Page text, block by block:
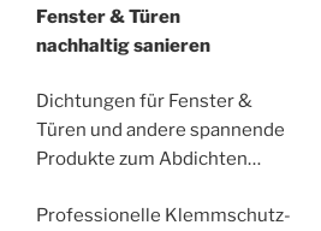
Fenster & Türen
nachhaltig sanieren
Dichtungen für Fenster &
Türen und andere spannende
Produkte zum Abdichten…
Professionelle Klemmschutz-